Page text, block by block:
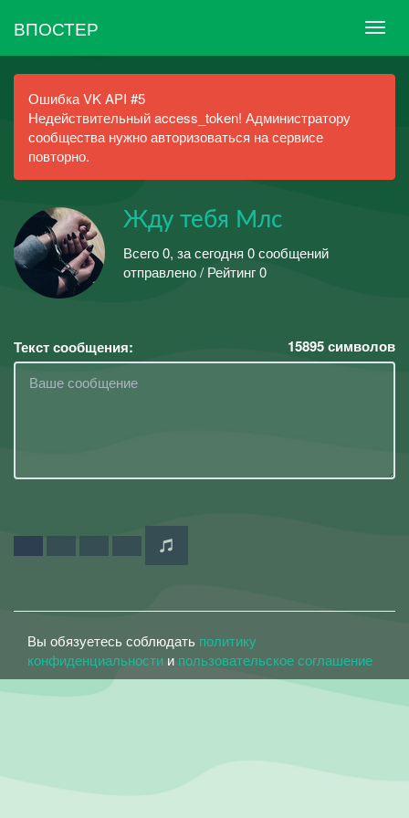
ВПОСТЕР
Ошибка VK API #5
Недействительный access_token! Администратору
сообщества нужно авторизоваться на сервисе
повторно.
Жду тебя Млс
Всего 0, за сегодня 0 сообщений
отправлено / Рейтинг 0
Текст сообщения: 15895символов
Вы обязуетесь соблюдать политику
конфиденциальности и пользовательское соглашение